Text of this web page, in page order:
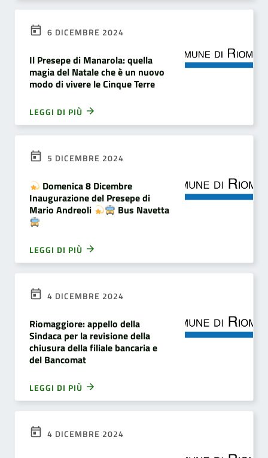
6 DICEMBRE 2024
Il Presepe di Manarola: quella
magia del Natale che è un nuovo
modo di vivere le Cinque Terre
LEGGI DI PIÙ
5 DICEMBRE 2024
Domenica 8 Dicembre
Inaugurazione del Presepe di
Mario Andreoli
Bus Navetta
LEGGI DI PIÙ
4 DICEMBRE 2024
Riomaggiore: appello della
Sindaca per la revisione della
chiusura della filiale bancaria e
del Bancomat
LEGGI DI PIÙ
4 DICEMBRE 2024